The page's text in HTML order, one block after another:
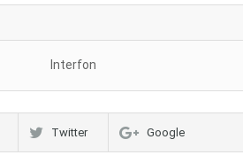
Interfon
Twitter Google